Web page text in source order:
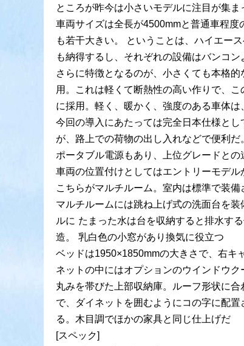
ところが昨今は小さいモデルに注目が集
車両サイズは全長が4500mmと普通車程
も若干大きい。 ということは、ハイエー
も納得するし、それぞれの設備はバンコ
さらに特徴となるのが、小さくても本格
用。これは軽くて断熱性の高い作りで、
に採用。軽く、暖かく、強度のある車体
今回の導入にあたっては完全日本仕様と
が、路上での荷物の出し入れなどで便利
ポータブル電源もあり、上位グレードと
車両の位置付けとしてはエントリーモデ
こちらがマルチルーム。室内は標準で装
マルチルームには跳ね上げ式の洗面台を装
ルに たまった水は台を収納すると排水す
造。 乳白色の小窓があり換気に役立つ
ベッドは1950×1850mmの大きさで、右キ
ネットの中にはオプションのウインドウ
丸みを帯びた上部収納庫。ルーフ形状に合
で、ダイネットを囲むようにコの字に配置
る。木目調でほかの家具と同じ仕上げだ
[スペック]